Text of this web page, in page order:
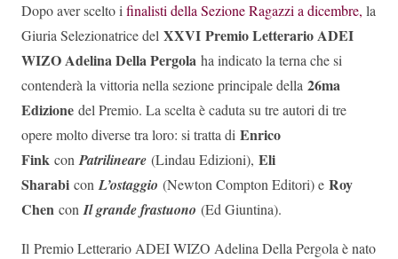
Dopo aver scelto ifinalisti della Sezione Ragazzi a dicembre, la
Giuria Selezionatrice del XXVI Premio Letterario ADEI
WIZO Adelina Della Pergola ha indicato la terna che si
contenderà la vittoria nella sezione principale della 26ma
Edizione del Premio. La scelta è caduta su tre autori di tre
opere molto diverse tra loro: si tratta di Enrico
Fink con Patrilineare (Lindau Edizioni), Eli
Sharabi con L’ostaggio (Newton Compton Editori) e Roy
Chen con Il grande frastuono (Ed Giuntina).
Il Premio Letterario ADEI WIZO Adelina Della Pergola è nato